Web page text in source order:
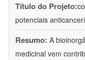
Título do Projeto:
potenciais
Resumo: A
medicinal vem